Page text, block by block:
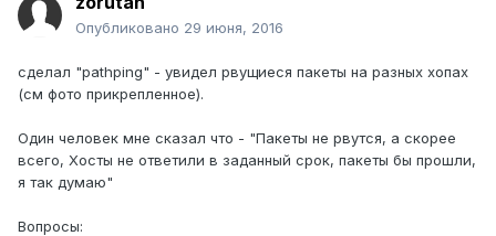
Опубликовано 29 июня, 2016
сделал "pathping" - увидел рвущиеся пакеты на разных хопах
(см фото прикрепленное).
Один человек мне сказал что - "Пакеты не рвутся, а скорее
всего, Хосты не ответили в заданный срок, пакеты бы прошли,
я так думаю"
Вопросы: